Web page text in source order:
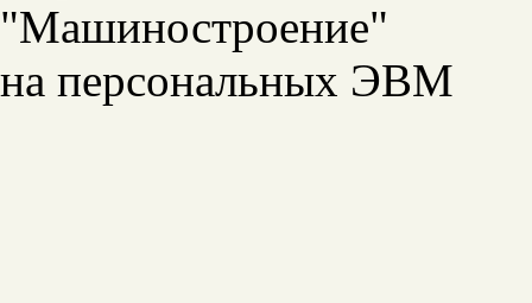
"Машиностроение"
на персональных ЭВМ